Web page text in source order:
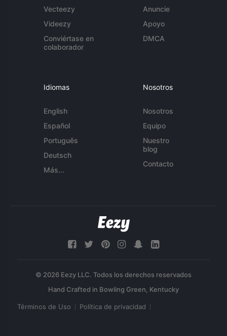
Vecteezy
Videezy
Conviértase en
colaborador
Anuncie
Apoyo
DMCA
Idiomas
English
Español
Português
Deutsch
Más...
Nosotros
Nosotros
Equipo
Nuestro
blog
Contacto
© 2026 Eezy LLC. Todos los derechos reservados
Términos de Uso Política de privacidad